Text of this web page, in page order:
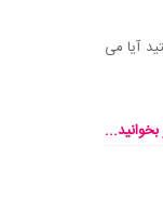
آیا می